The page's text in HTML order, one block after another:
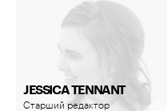
JESSICA TENNANT
Старший редактор